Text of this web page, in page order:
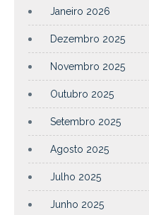
Janeiro 2026
Dezembro 2025
Novembro 2025
Outubro 2025
Setembro 2025
Agosto 2025
Julho 2025
Junho 2025